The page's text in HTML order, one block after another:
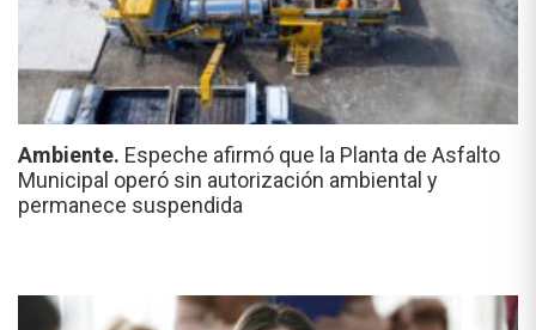
Ambiente. Espeche afirmó que la Planta de Asfalto
Municipal operó sin autorización ambiental y
permanece suspendida